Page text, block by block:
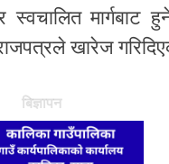
मार्गबाट
खारेज
बिज्ञापन